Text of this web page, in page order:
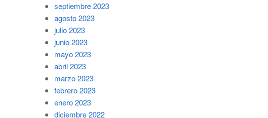
septiembre 2023
agosto 2023
julio 2023
junio 2023
mayo 2023
abril 2023
marzo 2023
febrero 2023
enero 2023
diciembre 2022